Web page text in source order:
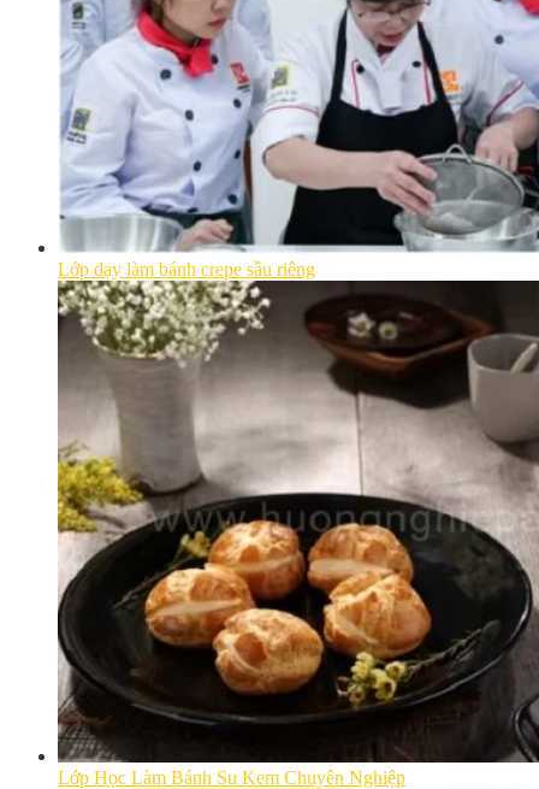
Lớp dạy làm bánh crepe sầu riêng
Lớp Học Làm Bánh Su Kem Chuyên Nghiệp